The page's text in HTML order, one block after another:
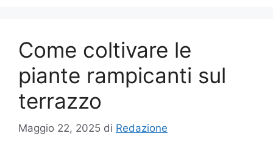
Come coltivare le
piante rampicanti sul
terrazzo
Maggio 22, 2025 di Redazione